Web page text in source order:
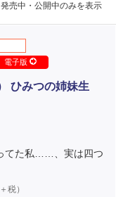
発売中・公開中のみを表示
電子版
ひみつの姉妹生
てた私……、実は四つ
税）